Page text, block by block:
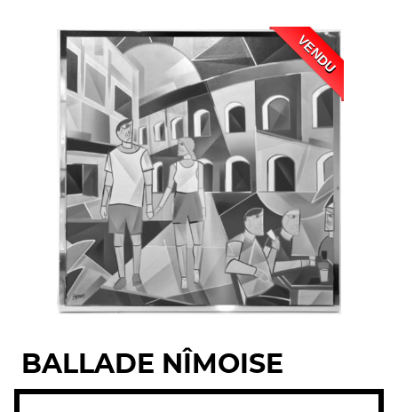
VENDU
BALLADE NÎMOISE